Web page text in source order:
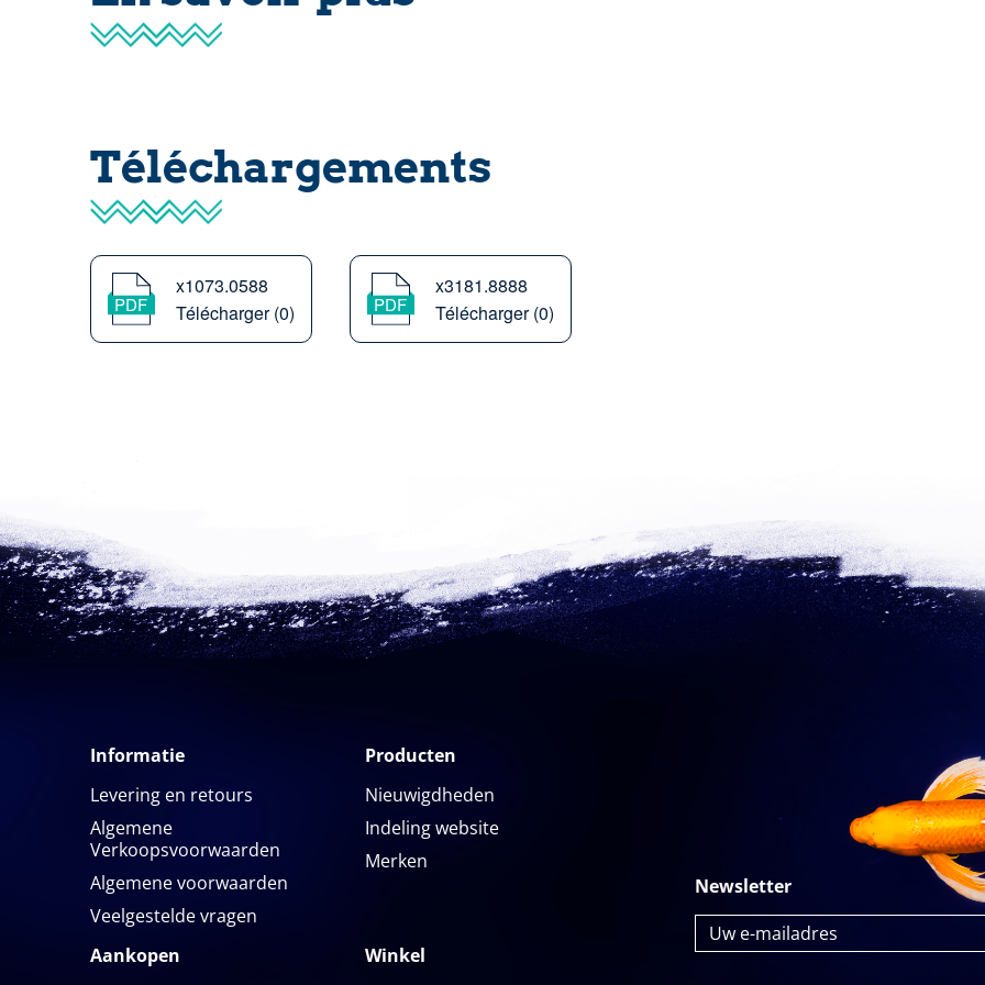
Téléchargements
x1073.0588
Télécharger (0)
x3181.8888
Télécharger (0)
Informatie
Levering en retours
Algemene
Verkoopsvoorwaarden
Algemene voorwaarden
Veelgestelde vragen
Producten
Nieuwigdheden
Indeling website
Merken
Aankopen
Winkel
Newsletter